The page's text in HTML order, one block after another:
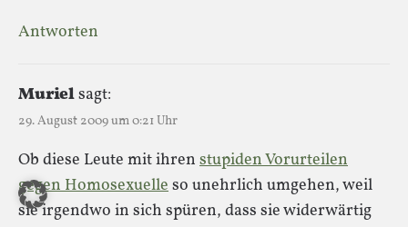
Antworten
Murielsagt:
29. August 2009 um 0:21 Uhr
Ob diese Leute mit ihren stupiden Vorurteilen
gegen Homosexuelleso unehrlich umgehen, weil
sie irgendwo in sich spüren, dass sie widerwärtig